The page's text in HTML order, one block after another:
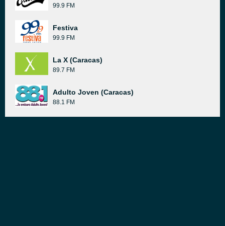
99.9 FM
Festiva
99.9 FM
La X (Caracas)
89.7 FM
Adulto Joven (Caracas)
88.1 FM